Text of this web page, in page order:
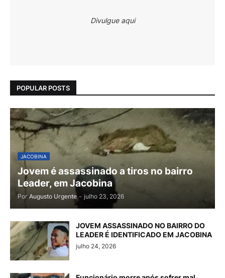
Divulgue aqui
POPULAR POSTS
JACOBINA
Jovem é assassinado a tiros no bairro
Leader, em Jacobina
Por Augusto Urgente - julho 23, 2026
JOVEM ASSASSINADO NO BAIRRO DO
LEADER É IDENTIFICADO EM JACOBINA
julho 24, 2026